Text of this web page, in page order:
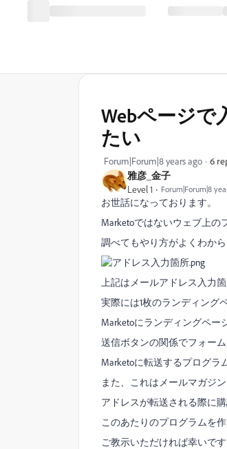
雅彦_金子
Level 1 Forum|Forum|8
Webページで
たい
Forum|Forum|8 years ago 6
お世話になっております。
Marketoではないウェブ上の
調べてもやり方がよくわか
上記はメールアドレス入力
実際には1枚のランディング
Marketoにランディングペ
送信ボタンの関係でフォー
Marketoに転送するプログラ
また、これはメールマガジ
アドレスが転送される際に
このあたりのプログラムを
ご教示いただければ幸いです